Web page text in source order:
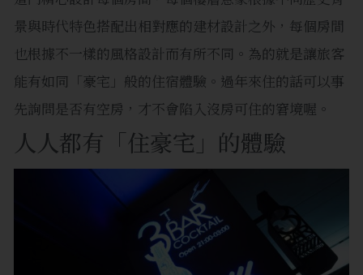
景與時代特色搭配出相對應的建材設計之外，每個房間
也根據不一樣的風格設計而有所不同。為的就是讓旅客
能有如同「豪宅」般的住宿體驗。過年來住的話可以事
先詢問是否有空房，才不會陷入沒房可住的窘境喔。
人人都有「住豪宅」的體驗